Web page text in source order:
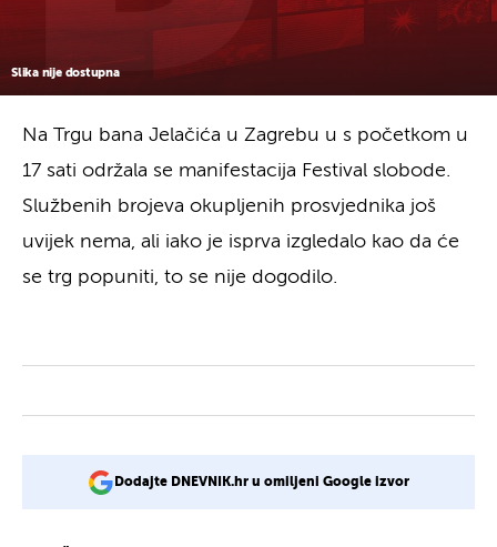
Slika nije dostupna
Na Trgu bana Jelačića u Zagrebu u s početkom u
17 sati održala se manifestacija Festival slobode.
Službenih brojeva okupljenih prosvjednika još
uvijek nema, ali iako je isprva izgledalo kao da će
se trg popuniti, to se nije dogodilo.
Dodajte DNEVNIK.hr u omiljeni Google izvor